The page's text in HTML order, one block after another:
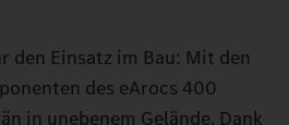
den Einsatz im Bau: Mit den
des eArocs 400
in unebenem Gelände. Dank